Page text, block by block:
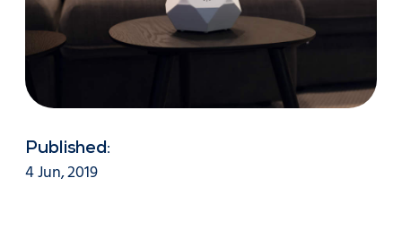
Published:
4 Jun, 2019